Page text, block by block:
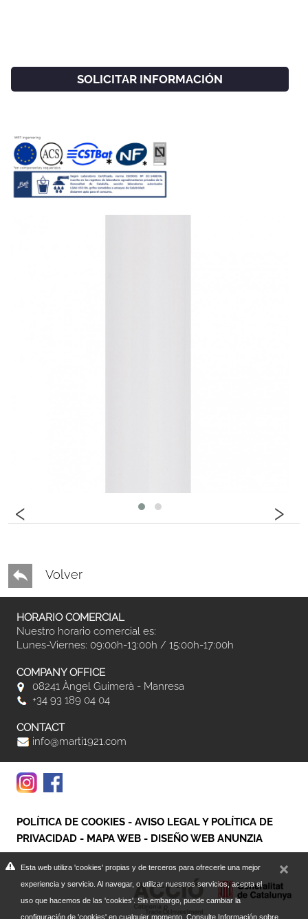
Esta web utiliza 'cookies' propias y de terceros para ofrecerle una mejor
experiencia y servicio. Al navegar, o utilizar nuestros servicios, acepta el
uso que hacemos de las 'cookies'. Sin embargo, puede cambiar la
configuración de 'cookies' en cualquier momento. Consulte Información sobre
‹ ›
SOLICITAR INFORMACIÓN
Volver
HORARIO COMERCIAL
Nuestro horario comercial es:
Lunes-Viernes: 09:00h-13:00h / 15:00h-17:00h
COMPANY OFFICE
08241 Àngel Guimerà - Manresa
+34 93 189 04 04
CONTACT
info@marti1921.com
POLÍTICA DE COOKIES - AVISO LEGAL Y POLÍTICA DE
PRIVACIDAD - MAPA WEB - DISEÑO WEB ANUNZIA